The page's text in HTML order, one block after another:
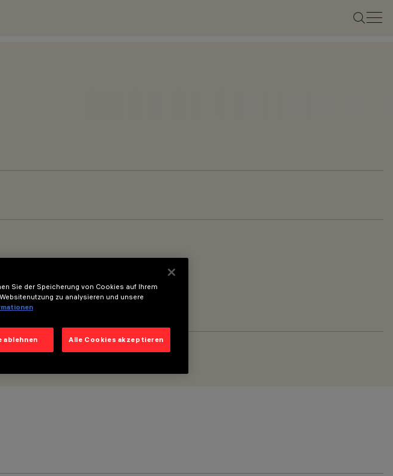
Sie der Speicherung von Cookies auf Ihrem
zu analysieren und unsere
ablehnen Alle Cookies akzeptieren